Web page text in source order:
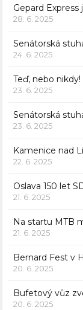
Gepard
28. 6. 2025
Senátorská
24. 6. 2025
Teď, nebo
23. 6. 2025
Senátorská
23. 6. 2025
Kamenice nad
22. 6. 2025
Oslava 150 let
21. 6. 2025
Na startu MTB
21. 6. 2025
Bernard Fest v
20. 6. 2025
Bufetový vůz
20. 6. 2025